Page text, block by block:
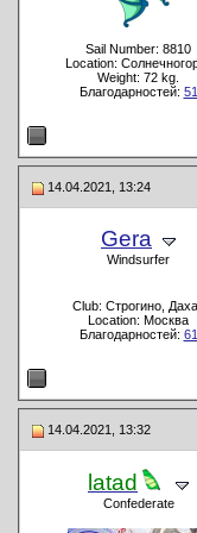
Sail Number: 8810
Location:
Weight: 72 kg.
Благодарностей: 51
14.04.2021, 13:24
Gera
Windsurfer
Club: Строгино,
Location: Москва
Благодарностей: 61
14.04.2021, 13:32
latad
Confederate